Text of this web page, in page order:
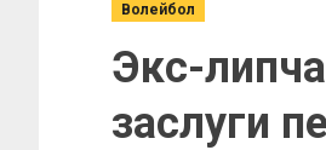
Волейбол
Экс-
заслуги